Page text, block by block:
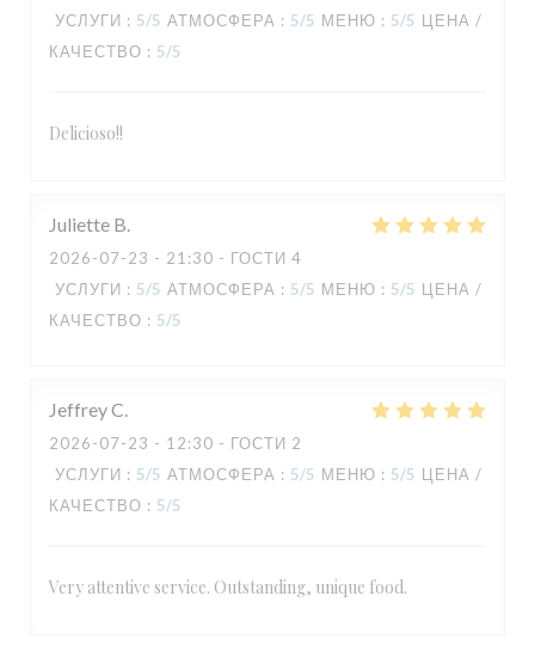
УСЛУГИ : 5/5 АТМОСФЕРА : 5/5 МЕНЮ : 5/5 ЦЕНА /
КАЧЕСТВО : 5/5
Delicioso!!
Juliette B
2026-07-23 - 21:30 - ГОСТИ 4
УСЛУГИ : 5/5 АТМОСФЕРА : 5/5 МЕНЮ : 5/5 ЦЕНА /
КАЧЕСТВО : 5/5
JeffreyC
2026-07-23 - 12:30 - ГОСТИ 2
УСЛУГИ : 5/5 АТМОСФЕРА : 5/5 МЕНЮ : 5/5 ЦЕНА /
КАЧЕСТВО : 5/5
Very attentive service. Outstanding, unique food.